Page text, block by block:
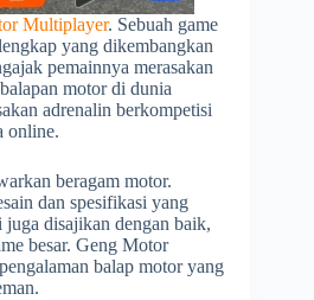
Multiplayer. Sebuah game
yang dikembangkan
pemainnya merasakan
motor di dunia
adrenalin berkompetisi
online.
beragam motor.
dan spesifikasi yang
disajikan dengan baik,
besar. Geng Motor
balap motor yang